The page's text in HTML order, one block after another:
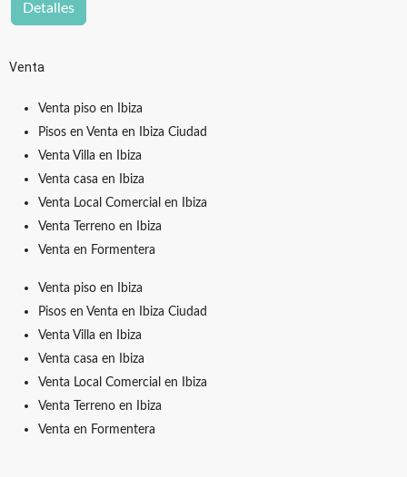
Detalles
Venta
Venta piso en Ibiza
Pisos en Venta en Ibiza Ciudad
Venta Villa en Ibiza
Venta casa en Ibiza
Venta Local Comercial en Ibiza
Venta Terreno en Ibiza
Venta en Formentera
Venta piso en Ibiza
Pisos en Venta en Ibiza Ciudad
Venta Villa en Ibiza
Venta casa en Ibiza
Venta Local Comercial en Ibiza
Venta Terreno en Ibiza
Venta en Formentera